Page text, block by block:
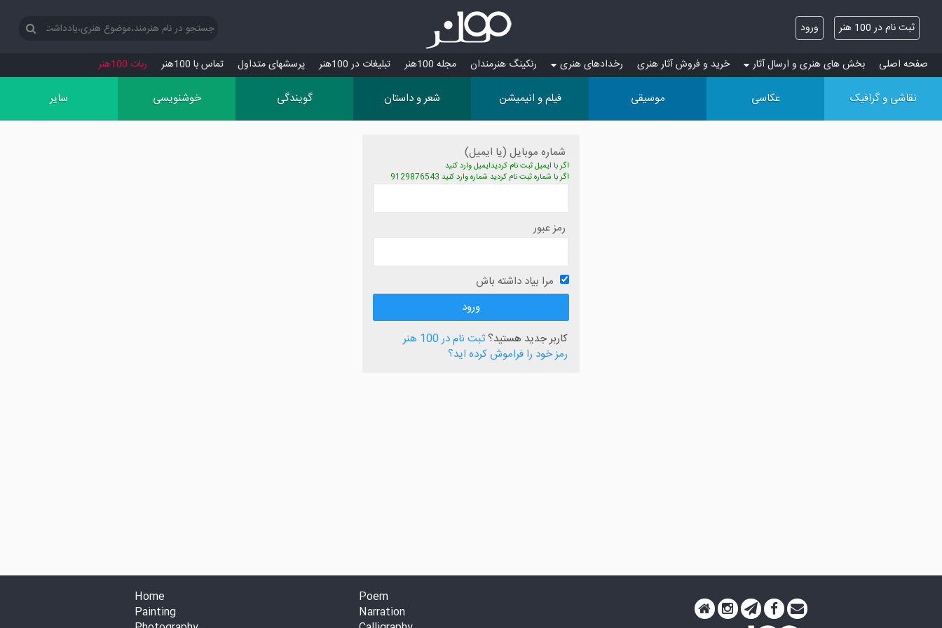
ثبت نام در 100 هنر ورود
صفحه اصلی بخش های هنری و ارسال آثار خرید و فروش آثار هنری رخدادهای هنری رنکینگ هنرمندان مجله 100هنر تبلیغات در 100هنر پرسش‏های متداول تماس با 100هنر ربات 100هنر
نقاشی و گرافیک عکاسی موسیقی فیلم و انیمیشن شعر و داستان گویندگی خوشنویسی سایر
شماره موبایل (یا ایمیل)
اگر با ایمیل ثبت نام کردیدایمیل وارد کنید
اگر با شماره ثبت نام کردید شماره وارد کنید 9129876543
رمز عبور
مرا بیاد داشته باش
کاربر جدید هستید؟ثبت نام در 100 هنر
رمز خود را فراموش کرده اید؟
Home
Painting
Poem
Narration